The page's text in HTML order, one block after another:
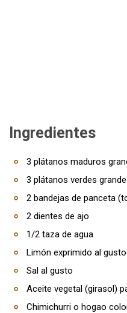
Ingredientes
3 plátanos maduros
3 plátanos verdes
2 bandejas de panceta
2 dientes de ajo
1/2 taza de agua
Limón exprimido al gusto
Sal al gusto
Aceite vegetal (girasol)
Chimichurri o hogao